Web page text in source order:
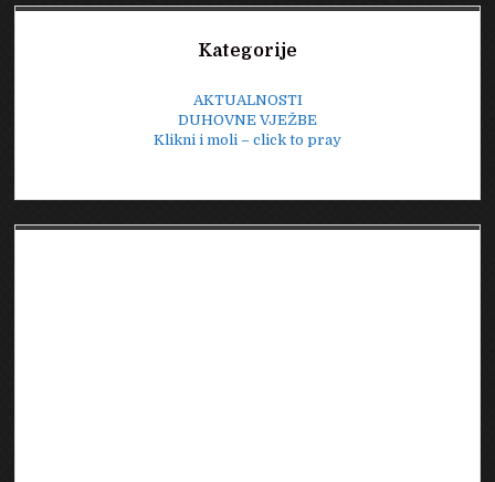
Kategorije
AKTUALNOSTI
DUHOVNE VJEŽBE
Klikni i moli – click to pray